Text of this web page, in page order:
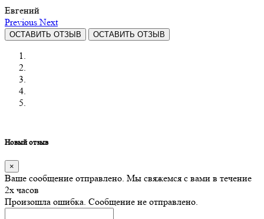
Евгений
Previous Next
ОСТАВИТЬ ОТЗЫВ ОСТАВИТЬ ОТЗЫВ
Новый отзыв
×
Ваше сообщение отправлено. Мы свяжемся с вами в течение
2х часов
Произошла ошибка. Сообщение не отправлено.